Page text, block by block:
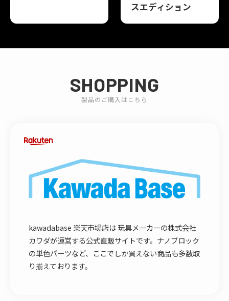
スエディション
SHOPPING
製品のご購入はこちら
kawadabase 楽天市場店は 玩具メーカーの株式会社
カワダが運営する公式直販サイトです。ナノブロック
の単色パーツなど、ここでしか買えない商品も多数取
り揃えております。